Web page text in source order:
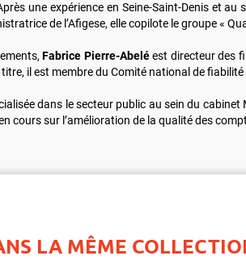
une expérience en Seine-Saint-Denis et
de l’Afigese, elle copilote le groupe «
Fabrice Pierre-Abeléest directeur des
il est membre du Comité national de
dans le secteur public au sein du
sur l’amélioration de la qualité des
LA MÊME